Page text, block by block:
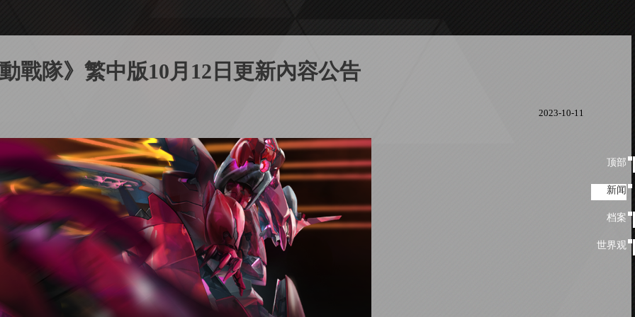
顶
顶部
新闻
新闻
档
档案
世
世界观
戰隊》繁中版10月12日更新內容公告
2023-10-11